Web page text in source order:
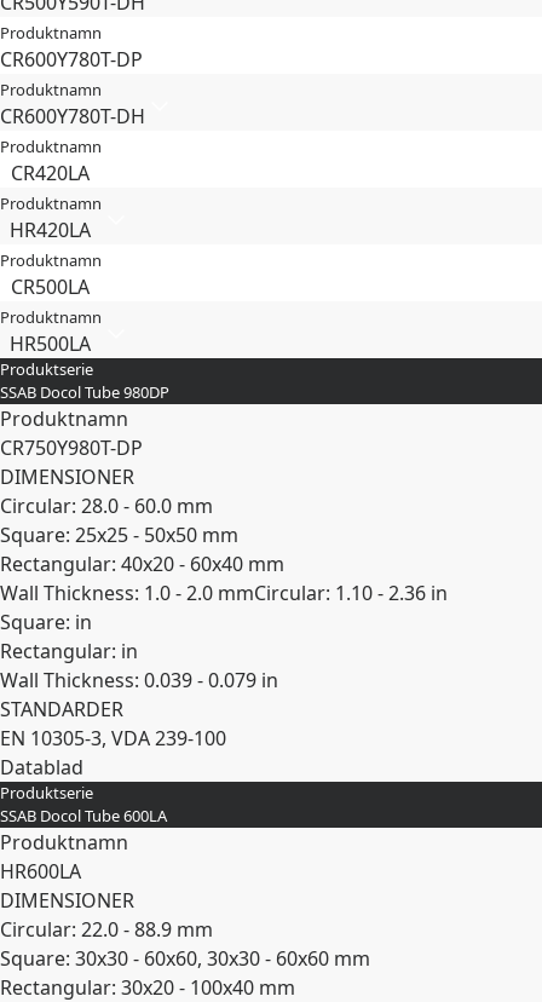
Produktnamn
CR600Y780T-DP
Produktnamn
CR600Y780T-DH
Produktnamn
CR420LA
Produktnamn
HR420LA
Produktnamn
CR500LA
Produktnamn
HR500LA
Produktserie
SSAB Docol Tube 980DP
Produktnamn
CR750Y980T-DP
DIMENSIONER
Circular: 28.0 - 60.0 mm
Square: 25x25 - 50x50 mm
Rectangular: 40x20 - 60x40 mm
Wall Thickness: 1.0 - 2.0 mmCircular: 1.10 - 2.36 in
Square: in
Rectangular: in
Wall Thickness: 0.039 - 0.079 in
STANDARDER
EN 10305-3, VDA 239-100
Datablad
Expandera
Produktserie
SSAB Docol Tube 600LA
Produktnamn
HR600LA
DIMENSIONER
Circular: 22.0 - 88.9 mm
Square: 30x30 - 60x60, 30x30 - 60x60 mm
Rectangular: 30x20 - 100x40 mm